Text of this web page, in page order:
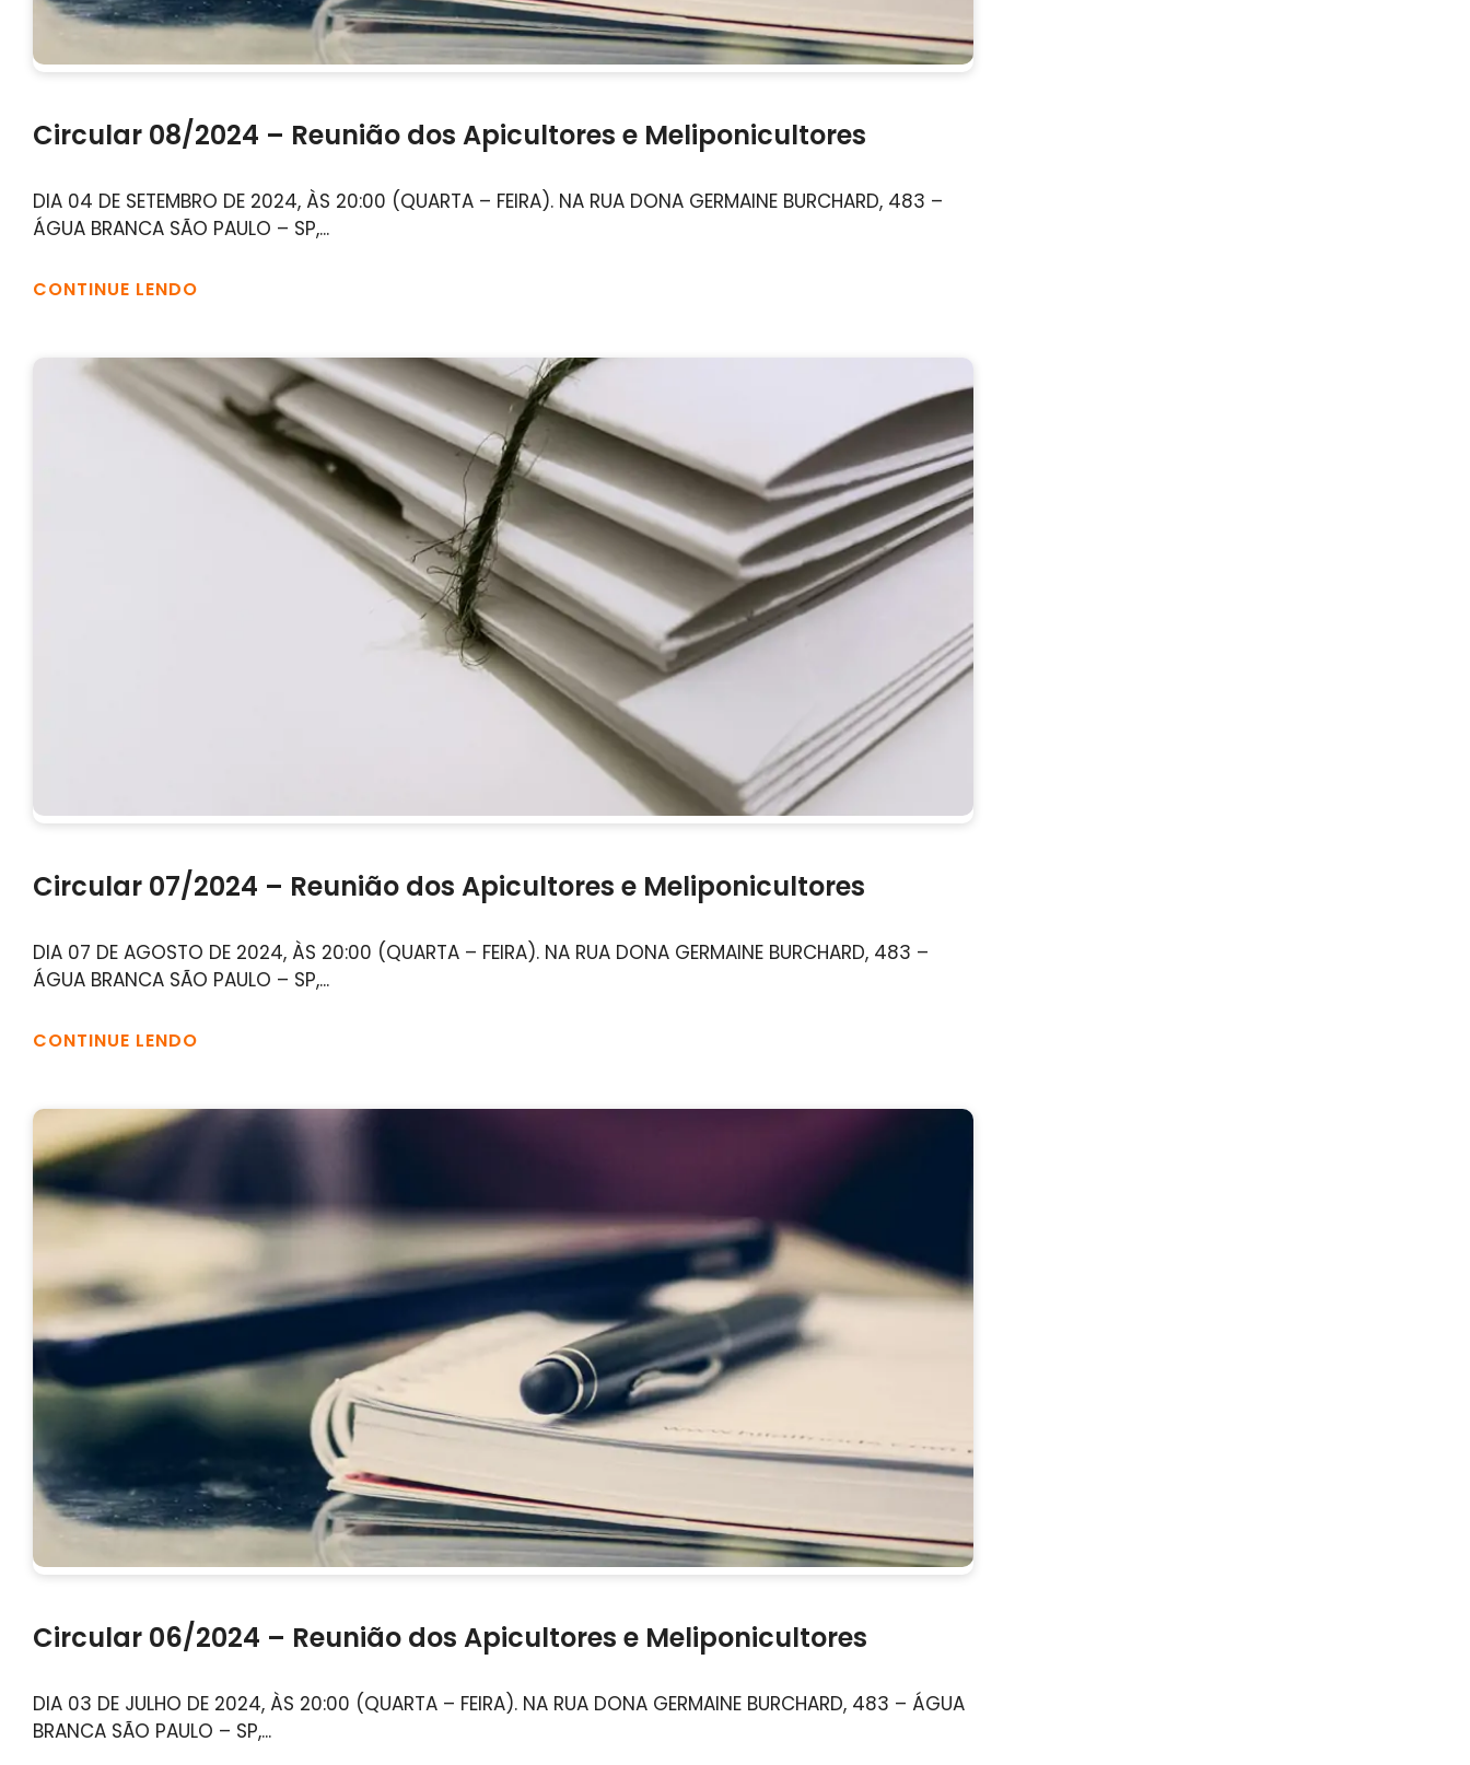
Circular 08/2024 – Reunião dos Apicultores e Meliponicultores
DIA 04 DE SETEMBRO DE 2024, ÀS 20:00 (QUARTA – FEIRA). NA RUA DONA GERMAINE BURCHARD, 483 –
ÁGUA BRANCA SÃO PAULO – SP,...
CONTINUE LENDO
Circular 07/2024 – Reunião dos Apicultores e Meliponicultores
DIA 07 DE AGOSTO DE 2024, ÀS 20:00 (QUARTA – FEIRA). NA RUA DONA GERMAINE BURCHARD, 483 –
ÁGUA BRANCA SÃO PAULO – SP,...
CONTINUE LENDO
Circular 06/2024 – Reunião dos Apicultores e Meliponicultores
DIA 03 DE JULHO DE 2024, ÀS 20:00 (QUARTA – FEIRA). NA RUA DONA GERMAINE BURCHARD, 483 – ÁGUA
BRANCA SÃO PAULO – SP,...